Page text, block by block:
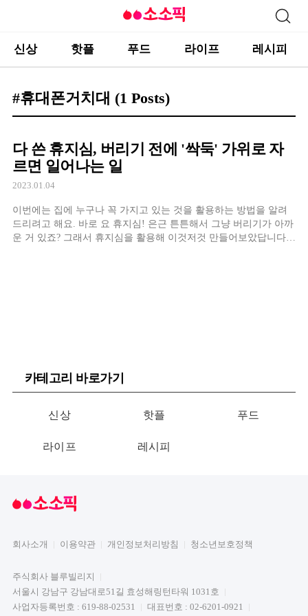
신상 핫플 푸드 라이프 레시피
#휴대폰거치대 (1 Posts)
다 쓴 휴지심, 버리기 전에 '싹둑' 가위로 자
르면 일어나는 일
2023.01.04
이번에는 집에 누구나 꼭 가지고 있는 것을 활용하는 방법을 알려
드리려고 해요. 바로 요 휴지심! 은근 튼튼해서 그냥 버리기가 아까
운 거 있죠? 그래서 휴지심을 활용해 이것저것 만들어보았답니다.
카테고리 바로가기
신상 핫플 푸드
라이프 레시피
회사소개 이용약관 개인정보처리방침 청소년보호정책
주식회사 블루빌리지
서울시 강남구 강남대로51길 효성해링턴타워 1031호
사업자등록번호 : 619-88-02531
대표번호 : 02-6201-0921